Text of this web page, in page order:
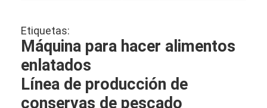
Etiquetas:
Máquina para hacer alimentos
enlatados
Línea de producción de
conservas de pescado